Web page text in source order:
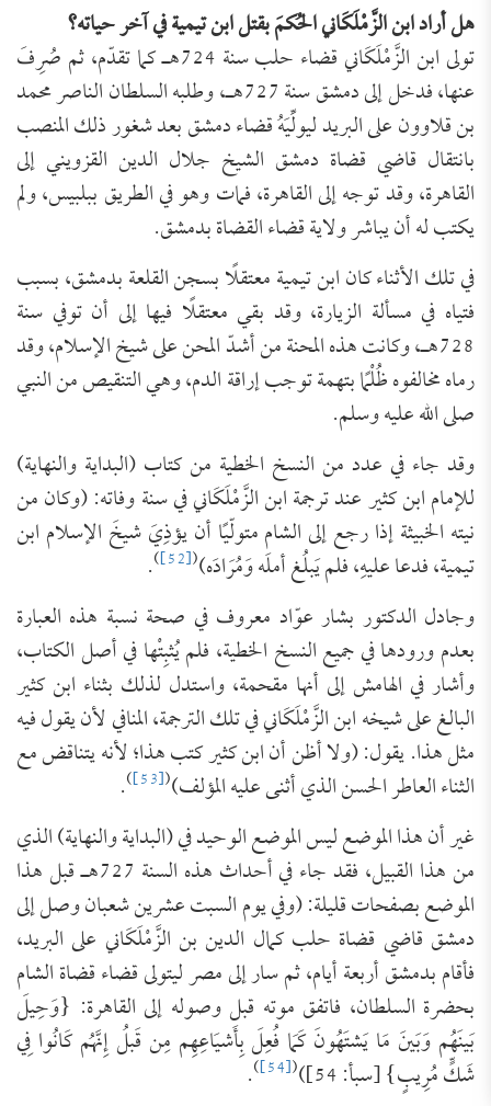
هل أراد ابن الزَّمْلَكَاني الحُكمَ بقتل ابن تيمية في آخر حياته؟
تولى ابن الزَّمْلَكَاني قضاء حلب سنة 724هـ كما تقدّم، ثم صُرِفَ
عنها، فدخل إلى دمشق سنة 727هـ، وطلبه السلطان الناصر محمد
بن قلاوون على البريد ليولِّيَهُ قضاء دمشق بعد شغور ذلك المنصب
بانتقال قاضي قضاة دمشق الشيخ جلال الدين القزويني إلى
القاهرة، وقد توجه إلى القاهرة، فمات وهو في الطريق ببلبيس، ولم
يكتب له أن يباشر ولاية قضاء القضاة بدمشق.
في تلك الأثناء كان ابن تيمية معتقلًا بسجن القلعة بدمشق، بسبب
فتياه في مسألة الزيارة، وقد بقي معتقلًا فيها إلى أن توفي سنة
728هـ، وكانت هذه المحنة من أشدّ المحن على شيخ الإسلام، وقد
رماه مخالفوه ظُلْمًا بتهمة توجب إراقة الدم، وهي التنقيص من النبي
صلى الله عليه وسلم.
وقد جاء في عدد من النسخ الخطية من كتاب (البداية والنهاية)
للإمام ابن كثير عند ترجمة ابن الزَّمْلَكَاني في سنة وفاته: (وكان من
نيته الخبيثة إذا رجع إلى الشام متولّيًا أن يؤذِيَ شيخَ الإسلام ابن
تيمية، فدعا عليهِ، فلم يَبلُغ أملَه وَمُرَادَه)(
[52]
)
.
وجادل الدكتور بشار عوّاد معروف في صحة نسبة هذه العبارة
بعدم ورودها في جميع النسخ الخطية، فلم يُثبِتْها في أصل الكتاب،
وأشار في الهامش إلى أنها مقحمة، واستدل لذلك بثناء ابن كثير
البالغ على شيخه ابن الزَّمْلَكَاني في تلك الترجمة، المنافي لأن يقول فيه
مثل هذا. يقول: (ولا أظن أن ابن كثير كتب هذا؛ لأنه يتناقض مع
الثناء العاطر الحسن الذي أثنى عليه المؤلف)(
[53]
)
.
غير أن هذا الموضع ليس الموضع الوحيد في (البداية والنهاية) الذي
من هذا القبيل، فقد جاء في أحداث هذه السنة 727هـ قبل هذا
الموضع بصفحات قليلة: (وفي يوم السبت عشرين شعبان وصل إلى
دمشق قاضي قضاة حلب كمال الدين بن الزَّمْلَكَاني على البريد،
فأقام بدمشق أربعة أيام، ثم سار إلى مصر ليتولى قضاء قضاة الشام
بحضرة السلطان، فاتفق موته قبل وصوله إلى القاهرة: {‌وَحِيلَ
‌بَينَهُم وَبَينَ مَا يَشتَهُونَ كَمَا فُعِلَ بِأَشيَاعِهِم مِن قَبلُ إِنَّهُم كَانُوا فِي
شَكٍّ مُرِيبٍ} [سبأ: 54]) (
[54]
)
.